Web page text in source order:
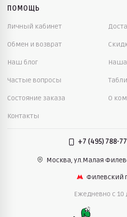
Для малышей важна мягкость
Полукомбинезон должен легко
колготки или лосины.
Перед покупкой родители
температуру в регионе и
наличие утеплённого слоя
удобство застёжек и
соответствие росту и запас
Правильный размер
С чем носить
полукомбинезон
ПОМОЩЬ
Личный кабинет
Обмен и возврат
Наш блог Наша
Частые вопросы
Состояние заказа О
Контакты
+7 (495) 788-
Москва, ул.Малая
Филевский
Ежедневно c 10